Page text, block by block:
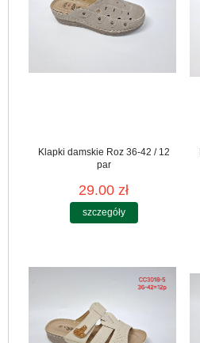
Klapki damskie Roz 36-42 / 12
par
29.00 zł
szczegóły